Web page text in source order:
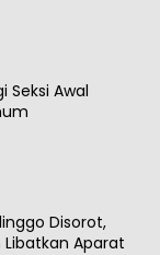
Seksi Awal
Disorot,
Aparat